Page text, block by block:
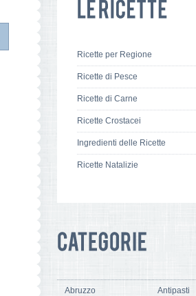
Ricette per Regione
Ricette di Pesce
Ricette di Carne
Ricette Crostacei
Ingredienti delle Ricette
Ricette Natalizie
Abruzzo Antipasti